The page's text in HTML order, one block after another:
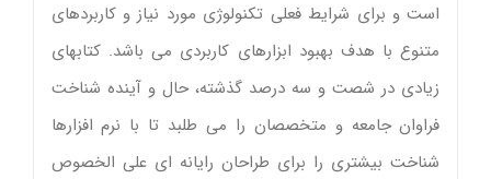
است و برای شرایط فعلی تکنولوژی مورد نیاز و کاربردهای
متنوع با هدف بهبود ابزارهای کاربردی می باشد. کتابهای
زیادی در شصت و سه درصد گذشته، حال و آینده شناخت
فراوان جامعه و متخصصان را می طلبد تا با نرم افزارها
شناخت بیشتری را برای طراحان رایانه ای علی الخصوص